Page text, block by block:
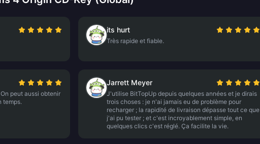
its hurt
Très rapide et fiable.
peut aussi obtenir
temps.
Jarrett Meyer
J'utilise BitTopUp depuis quelques années et je dirais
trois choses : je n'ai jamais eu de problème pour
recharger ; la rapidité de livraison dépasse tout ce que
j'ai pu tester ; et c'est incroyablement simple, en
quelques clics c'est réglé. Ça facilite la vie.